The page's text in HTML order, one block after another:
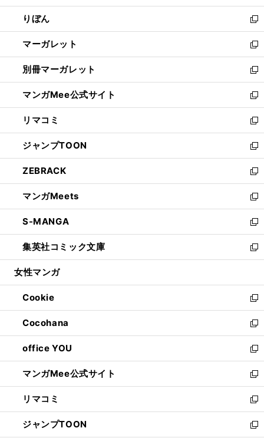
開
く
ウ
で
開
く
ン
ド
ウ
で
開
く
ウ
ィ
ン
ド
ウ
で
開
く
りぼん
新
し
い
ウ
ィ
ン
ド
ウ
で
開
く
マーガレット
新
し
い
ウ
ィ
ン
ド
ウ
で
開
く
別冊マーガレット
新
し
い
ウ
ィ
ン
ド
ウ
で
開
く
マンガMee公式サイト
新
し
い
ウ
ィ
ン
ド
ウ
で
開
く
リマコミ
新
し
い
ウ
ィ
ン
ド
ウ
で
開
く
ジャンプTOON
新
し
い
ウ
ィ
ン
ド
ウ
で
開
ZEBRACK
新
し
い
ウ
ィ
ン
ド
ウ
開
く
マンガMeets
新
し
い
ウ
ィ
ン
ウ
で
開
く
S-MANGA
新
し
い
ウ
ン
ド
ウ
で
開
く
集英社コミック文庫
新
し
ウ
ィ
ン
ド
ウ
で
開
く
女性マンガ
Cookie
新
し
い
ウ
ィ
ン
ド
ウ
で
開
く
Cocohana
新
し
い
ウ
ィ
ン
ド
ウ
で
office YOU
新
し
い
ウ
ィ
ン
ド
マンガMee公式サイト
新
し
い
ウ
ィ
リマコミ
新
し
い
ジャンプTOON
新